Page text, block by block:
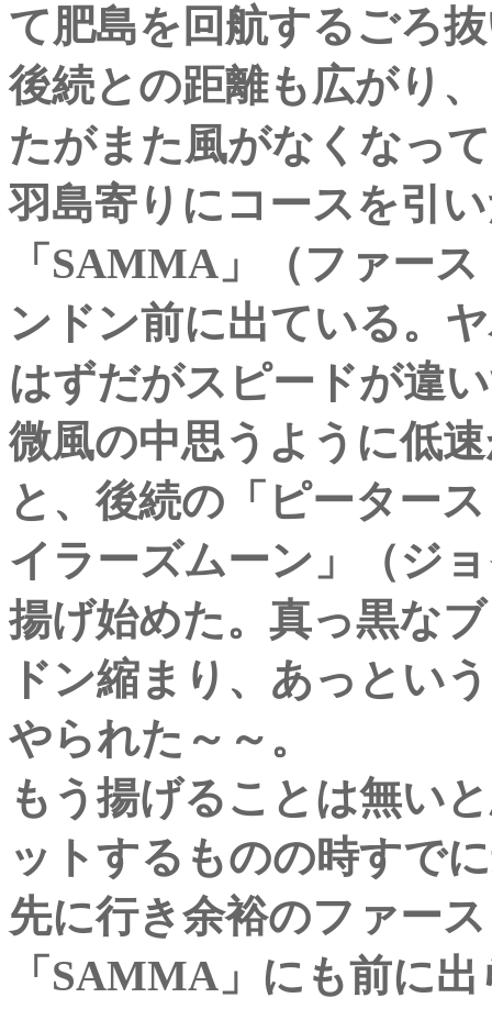
て肥島を回航するごろ
後続との距離も広がり
たがまた風がなくなっ
羽島寄りにコースを引
「SAMMA」（ファー
ンドン前に出ている。
はずだがスピードが違
微風の中思うように低
と、後続の「ピーター
イラーズムーン」（ジ
揚げ始めた。真っ黒な
ドン縮まり、あっとい
やられた～～。
もう揚げることは無い
ットするものの時すで
先に行き余裕のファー
「SAMMA」にも前に